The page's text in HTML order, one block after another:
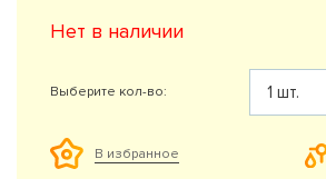
Нет в наличии
Выберите кол-во:
В избранное